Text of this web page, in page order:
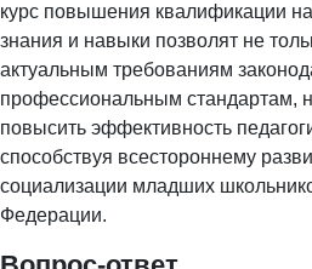
курс повышения квалификации
знания и навыки позволят не
актуальным требованиям
профессиональным стандартам,
повысить эффективность
способствуя всестороннему
социализации младших
Федерации.